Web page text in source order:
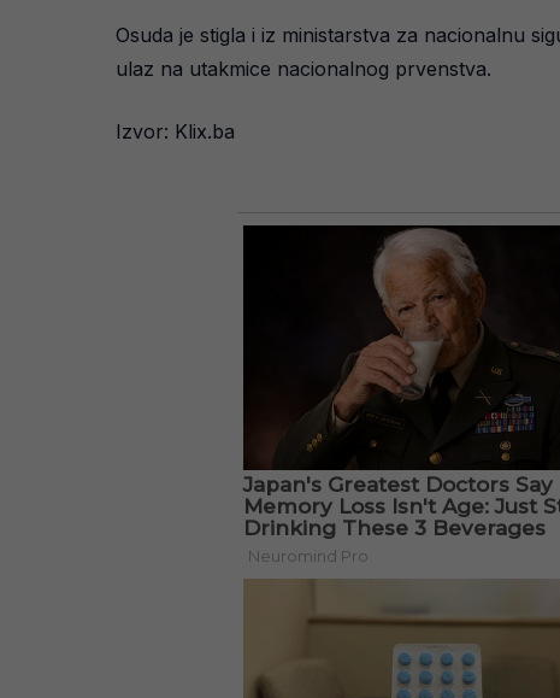
Osuda je stigla i iz ministarstva za nacionalnu
ulaz na utakmice nacionalnog prvenstva.
Izvor: Klix.ba